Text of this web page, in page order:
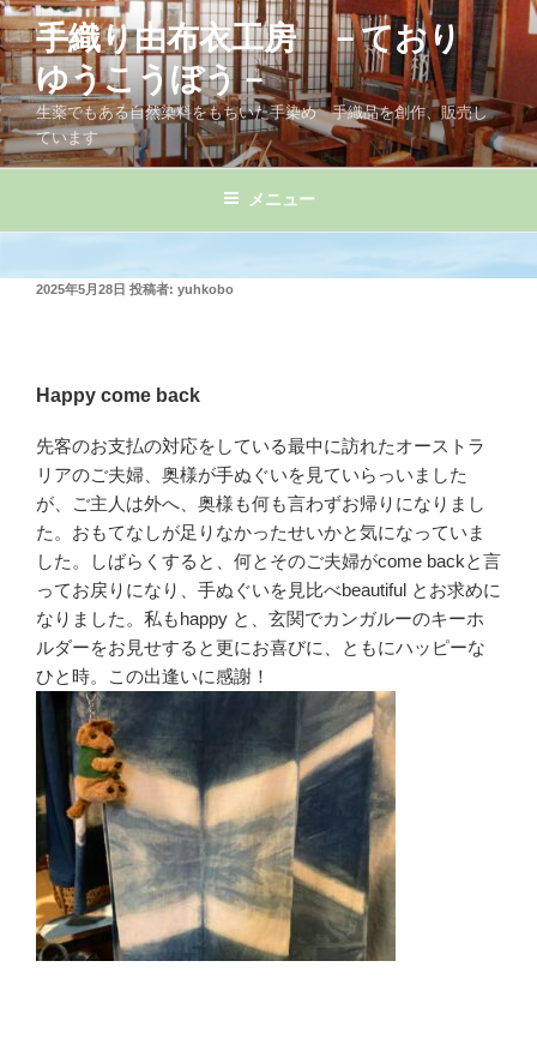
コ
ン
テ
ン
ツ
へ
手織り由布衣工房 －ており
ゆうこうぼう－
生薬でもある自然染料をもちいた手染め 手織品を創作、販売し
ています
メニュー
投
2025年5月28日 投稿者: yuhkobo
Happy come back
先客のお支払の対応をしている最中に訪れたオーストラ
リアのご夫婦、奥様が手ぬぐいを見ていらっいました
が、ご主人は外へ、奥様も何も言わずお帰りになりまし
た。おもてなしが足りなかったせいかと気になっていま
した。しばらくすると、何とそのご夫婦がcome backと言
ってお戻りになり、手ぬぐいを見比べbeautiful とお求めに
なりました。私もhappy と、玄関でカンガルーのキーホ
ルダーをお見せすると更にお喜びに、ともにハッピーな
ひと時。この出逢いに感謝！